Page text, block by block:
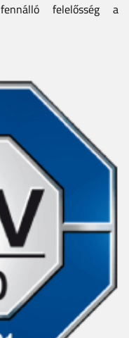
felelősség a